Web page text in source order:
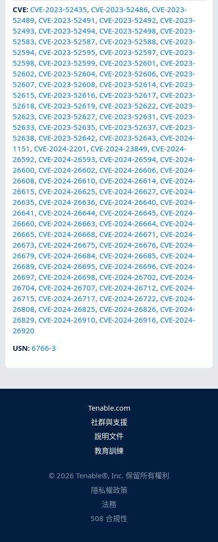
CVE: CVE-2023-52435, CVE-2023-52486, CVE-2023-
52489, CVE-2023-52491 , CVE-2023-52492, CVE-2023-
52493, CVE-2023-52494, CVE-2023-52498, CVE-2023-
52583, CVE-2023-52587, CVE-2023-52588, CVE-2023-
52594, CVE-2023-52595, CVE-2023-52597, CVE-2023-
52598, CVE-2023-52599, CVE-2023-52601 , CVE-2023-
52602, CVE-2023-52604, CVE-2023-52606, CVE-2023-
52607, CVE-2023-52608, CVE-2023-52614, CVE-2023-
52615, CVE-2023-52616, CVE-2023-52617, CVE-2023-
52618, CVE-2023-52619, CVE-2023-52622, CVE-2023-
52623, CVE-2023-52627, CVE-2023-52631 , CVE-2023-
52633, CVE-2023-52635, CVE-2023-52637, CVE-2023-
52638, CVE-2023-52642, CVE-2023-52643, CVE-2024-
1151 , CVE-2024-2201 , CVE-2024-23849, CVE-2024-
26592, CVE-2024-26593, CVE-2024-26594, CVE-2024-
26600, CVE-2024-26602, CVE-2024-26606, CVE-2024-
26608, CVE-2024-26610, CVE-2024-26614, CVE-2024-
26615, CVE-2024-26625, CVE-2024-26627, CVE-2024-
26635, CVE-2024-26636, CVE-2024-26640, CVE-2024-
26641 , CVE-2024-26644, CVE-2024-26645, CVE-2024-
26660, CVE-2024-26663, CVE-2024-26664, CVE-2024-
26665, CVE-2024-26668, CVE-2024-26671 , CVE-2024-
26673, CVE-2024-26675, CVE-2024-26676, CVE-2024-
26679, CVE-2024-26684, CVE-2024-26685, CVE-2024-
26689, CVE-2024-26695, CVE-2024-26696, CVE-2024-
26697, CVE-2024-26698, CVE-2024-26702, CVE-2024-
26704, CVE-2024-26707, CVE-2024-26712, CVE-2024-
26715, CVE-2024-26717, CVE-2024-26722, CVE-2024-
26808, CVE-2024-26825, CVE-2024-26826, CVE-2024-
26829, CVE-2024-26910, CVE-2024-26916, CVE-2024-
26920
USN:6766-3
Tenable.com
社群與支援
說明文件
教育訓練
© 2026 Tenable®, Inc. 保留所有權利
隱私權政策
法務
508 合規性